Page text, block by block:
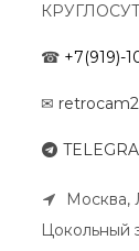
☎ +7(919)-
✉
Москва,
Цокольный